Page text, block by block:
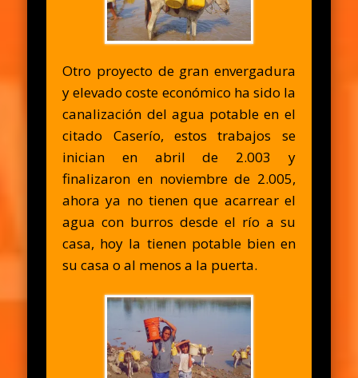
Otro proyecto de gran envergadura
y elevado coste económico ha sido la
canalización del agua potable en el
citado Caserío, estos trabajos se
inician en abril de 2.003 y
finalizaron en noviembre de 2.005,
ahora ya no tienen que acarrear el
agua con burros desde el río a su
casa, hoy la tienen potable bien en
su casa o al menos a la puerta.